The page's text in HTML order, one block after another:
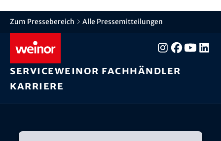
Zum Pressebereich Alle Pressemitteilungen
Serviceweinor Fachhändler
Karriere